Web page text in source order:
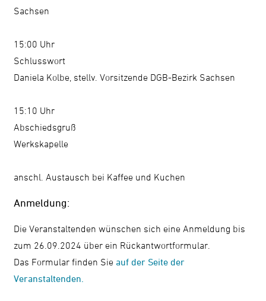
Sachsen
15:00 Uhr
Schlusswort
Daniela Kolbe, stellv. Vorsitzende DGB-Bezirk Sachsen
15:10 Uhr
Abschiedsgruß
Werkskapelle
anschl. Austausch bei Kaffee und Kuchen
Anmeldung:
Die Veranstaltenden wünschen sich eine Anmeldung bis
zum 26.09.2024 über ein Rückantwortformular.
Das Formular finden Sie auf der Seite der
Veranstaltenden.